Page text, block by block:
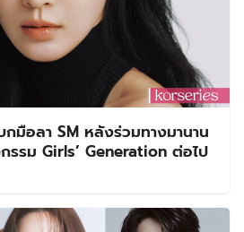
กมือลา SM หลังร่วมทางมานาน
รรม Girls’ Generation ต่อไป